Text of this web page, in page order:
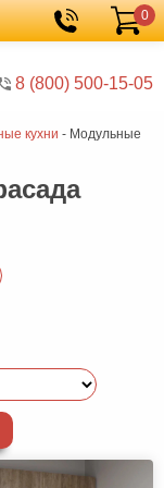
8 (800) 500-15-05
Корзина
0
кухни - Модульные